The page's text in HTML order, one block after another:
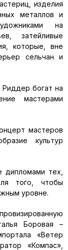
изделия
металлов и
на
затейливые
которые, вне
сельчан и
богат на
мастерами
мастеров
культур
дипломами тех,
того, чтобы
уровне.
Боровая –
«Ветер
«Компас»,